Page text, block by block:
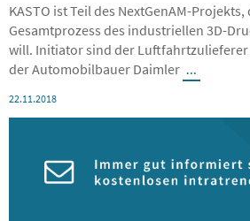
KASTO ist Teil des NextGenAM-Projekts,
Gesamtprozess des industriellen 3D-
will. Initiator sind der Luftfahrtzulieferer
der Automobilbauer Daimler ...
22.11.2018